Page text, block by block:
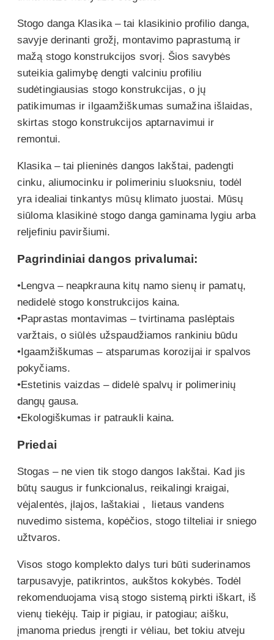
Stogo danga Klasika – tai klasikinio profilio danga,
savyje derinanti grožį, montavimo paprastumą ir
mažą stogo konstrukcijos svorį. Šios savybės
suteikia galimybę dengti valciniu profiliu
sudėtingiausias stogo konstrukcijas, o jų
patikimumas ir ilgaamžiškumas sumažina išlaidas,
skirtas stogo konstrukcijos aptarnavimui ir
remontui.
Klasika – tai plieninės dangos lakštai, padengti
cinku, aliumocinku ir polimeriniu sluoksniu, todėl
yra idealiai tinkantys mūsų klimato juostai. Mūsų
siūloma klasikinė stogo danga gaminama lygiu arba
reljefiniu paviršiumi.
Pagrindiniai dangos privalumai:
•Lengva – neapkrauna kitų namo sienų ir pamatų,
nedidelė stogo konstrukcijos kaina.
•Paprastas montavimas – tvirtinama paslėptais
varžtais, o siūlės užspaudžiamos rankiniu būdu
•Igaamžiškumas – atsparumas korozijai ir spalvos
pokyčiams.
•Estetinis vaizdas – didelė spalvų ir polimerinių
dangų gausa.
•Ekologiškumas ir patraukli kaina.
Priedai
Stogas – ne vien tik stogo dangos lakštai. Kad jis
būtų saugus ir funkcionalus, reikalingi kraigai,
vėjalentės, įlajos, laštakiai , lietaus vandens
nuvedimo sistema, kopėčios, stogo tilteliai ir sniego
užtvaros.
Visos stogo komplekto dalys turi būti suderinamos
tarpusavyje, patikrintos, aukštos kokybės. Todėl
rekomenduojama visą stogo sistemą pirkti iškart, iš
vienų tiekėjų. Taip ir pigiau, ir patogiau; aišku,
įmanoma priedus įrengti ir vėliau, bet tokiu atveju